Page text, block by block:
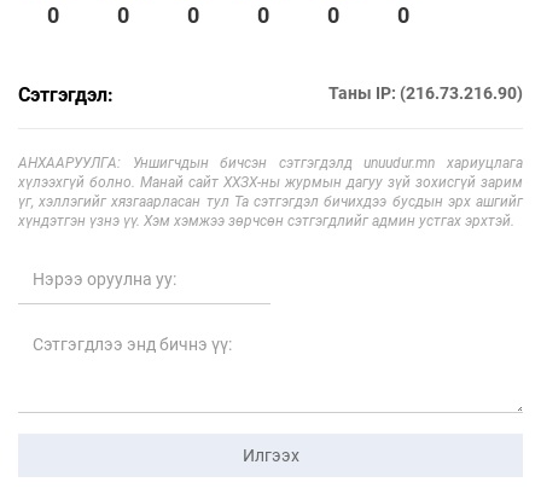
0 0 0 0 0 0
Сэтгэгдэл: Таны IP: (216.73.216.90)
АНХААРУУЛГА: Уншигчдын бичсэн сэтгэгдэлд unuudur.mn хариуцлага
хүлээхгүй болно. Манай сайт ХХЗХ-ны журмын дагуу зүй зохисгүй зарим
үг, хэллэгийг хязгаарласан тул Та сэтгэгдэл бичихдээ бусдын эрх ашгийг
хүндэтгэн үзнэ үү. Хэм хэмжээ зөрчсөн сэтгэгдлийг админ устгах эрхтэй.
Илгээх